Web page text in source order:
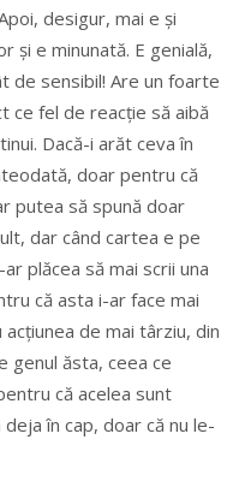
desigur, mai e și
și e minunată. E genială,
de sensibil! Are un foarte
ce fel de reacție să aibă
Dacă-i arăt ceva în
doar pentru că
putea să spună doar
dar când cartea e pe
plăcea să mai scrii una
că asta i-ar face mai
de mai târziu, din
genul ăsta, ceea ce
că acelea sunt
în cap, doar că nu le-